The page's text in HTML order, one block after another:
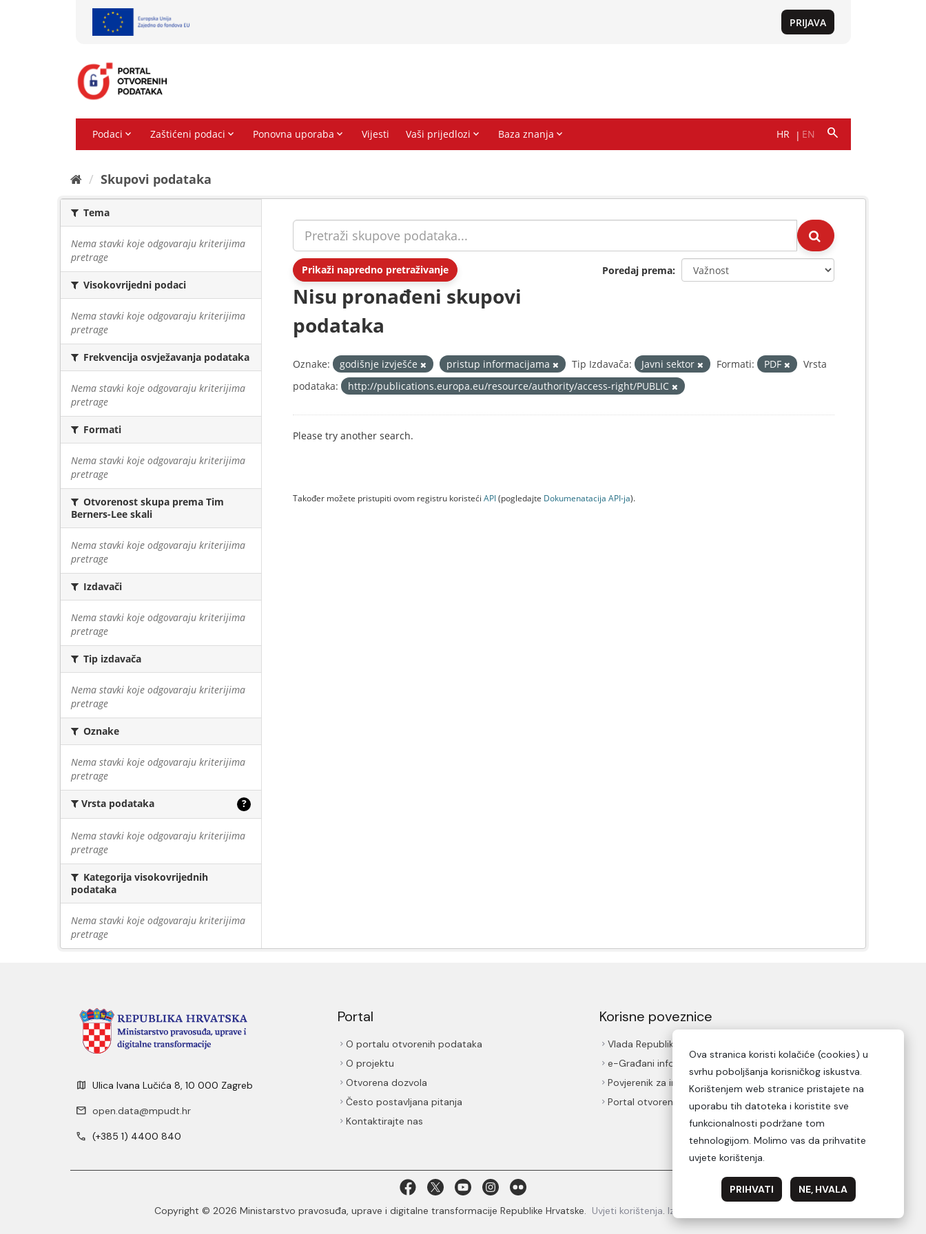
Skupovi podаtаkа
Tema
Nema stavki koje odgovaraju kriterijima
pretrage
Visokovrijedni podaci
Nema stavki koje odgovaraju kriterijima
pretrage
Frekvencija osvježavanja podataka
Nema stavki koje odgovaraju kriterijima
pretrage
Formati
Nema stavki koje odgovaraju kriterijima
pretrage
Otvorenost skupa prema Tim
Berners-Lee skali
Nema stavki koje odgovaraju kriterijima
pretrage
Izdavači
Nema stavki koje odgovaraju kriterijima
pretrage
Tip izdavača
Nema stavki koje odgovaraju kriterijima
pretrage
Oznake
Nema stavki koje odgovaraju kriterijima
pretrage
Vrsta podataka ?
Nema stavki koje odgovaraju kriterijima
pretrage
Kategorija visokovrijednih
podataka
Nema stavki koje odgovaraju kriterijima
pretrage
Prikaži napredno pretraživanje Poredaj prema
Nisu pronađeni skupovi
podataka
Oznake: godišnje izvješće pristup informacijama Tip Izdavača: Javni sektor Formati: PDF
Vrsta
podataka:
http://publications.europa.eu/resource/authority/access-right/PUBLIC
Please try another search.
Također možete pristupiti ovom registru koristeći API(pogledajte Dokumenаtаcijа API-jа).